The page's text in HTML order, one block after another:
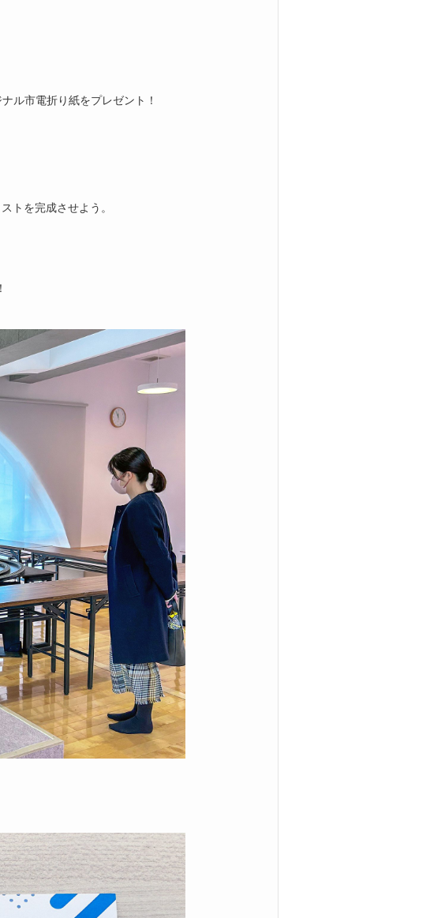
ル市電折り紙をプレゼント！
トを完成させよう。